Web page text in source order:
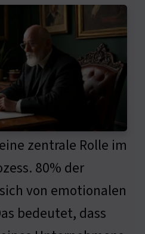
zentrale Rolle im
80% der
von emotionalen
bedeutet, dass